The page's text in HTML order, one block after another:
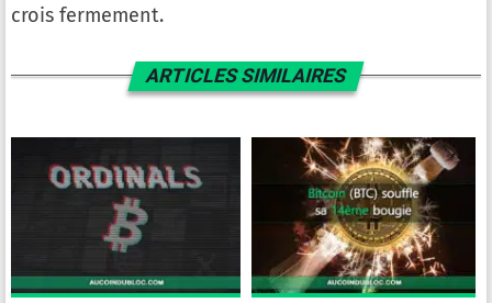
crois fermement.
ARTICLES SIMILAIRES